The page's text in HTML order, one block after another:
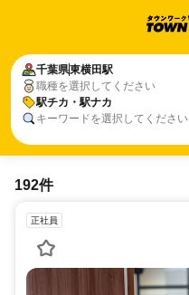
千葉県東横田駅
職種を選択してください
駅チカ・駅ナカ
キーワードを選択してください
192件
正社員